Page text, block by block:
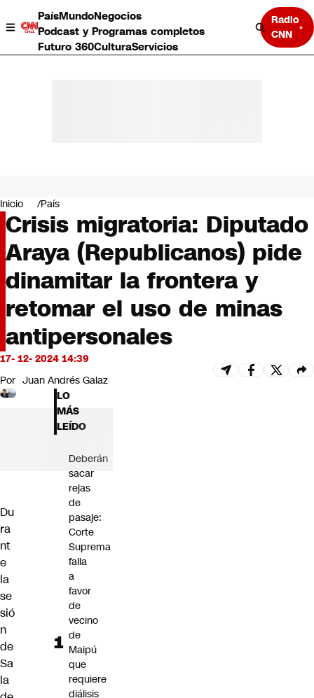
PaísMundoNegocios
Podcast y Programas completos
Futuro 360CulturaServicios
Radio
CNN
Negocios
Deportes
Programas completos
Cultura
Servicios
Bits
CNN tiempo
Futuro 360
Opinión
Inicio País
Crisis migratoria: Diputado
Araya (Republicanos) pide
dinamitar la frontera y
retomar el uso de minas
antipersonales
17- 12- 2024 14:39
Por Juan Andrés Galaz
Du
ra
nt
e
la
se
sió
n
de
Sa
la
LO
MÁS
LEÍDO
Deberán
sacar
rejas
de
pasaje:
Corte
Suprema
falla
a
favor
de
vecino
de
Maipú
que
requiere
diálisis